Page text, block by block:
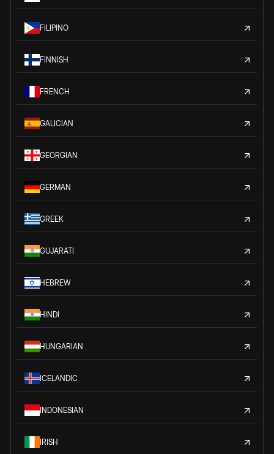
FILIPINO
FINNISH
FRENCH
GALICIAN
GEORGIAN
GERMAN
GREEK
GUJARATI
HEBREW
HINDI
HUNGARIAN
ICELANDIC
INDONESIAN
IRISH